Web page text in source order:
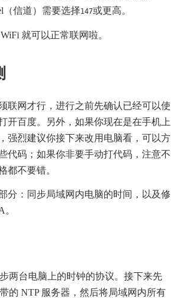
（信道）需要选择147或更高。
就可以正常联网啦。
联网才行，进行之前先确认已经可以使
开百度。另外，如果你现在是在手机上
强烈建议你接下来改用电脑看，可以方
代码；如果你非要手动打代码，注意不
都不要错。
分：同步局域网内电脑的时间，以及修
两台电脑上的时钟的协议。接下来先
的 NTP 服务器，然后将局域网内所有